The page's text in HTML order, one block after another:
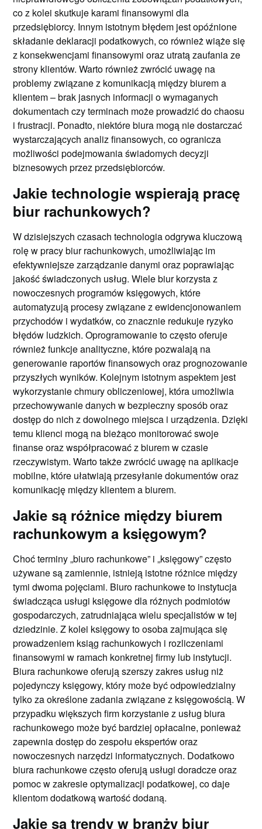
co z kolei skutkuje karami finansowymi dla
przedsiębiorcy. Innym istotnym błędem jest opóźnione
składanie deklaracji podatkowych, co również wiąże się
z konsekwencjami finansowymi oraz utratą zaufania ze
strony klientów. Warto również zwrócić uwagę na
problemy związane z komunikacją między biurem a
klientem – brak jasnych informacji o wymaganych
dokumentach czy terminach może prowadzić do chaosu
i frustracji. Ponadto, niektóre biura mogą nie dostarczać
wystarczających analiz finansowych, co ogranicza
możliwości podejmowania świadomych decyzji
biznesowych przez przedsiębiorców.
Jakie technologie wspierają pracę
biur rachunkowych?
W dzisiejszych czasach technologia odgrywa kluczową
rolę w pracy biur rachunkowych, umożliwiając im
efektywniejsze zarządzanie danymi oraz poprawiając
jakość świadczonych usług. Wiele biur korzysta z
nowoczesnych programów księgowych, które
automatyzują procesy związane z ewidencjonowaniem
przychodów i wydatków, co znacznie redukuje ryzyko
błędów ludzkich. Oprogramowanie to często oferuje
również funkcje analityczne, które pozwalają na
generowanie raportów finansowych oraz prognozowanie
przyszłych wyników. Kolejnym istotnym aspektem jest
wykorzystanie chmury obliczeniowej, która umożliwia
przechowywanie danych w bezpieczny sposób oraz
dostęp do nich z dowolnego miejsca i urządzenia. Dzięki
temu klienci mogą na bieżąco monitorować swoje
finanse oraz współpracować z biurem w czasie
rzeczywistym. Warto także zwrócić uwagę na aplikacje
mobilne, które ułatwiają przesyłanie dokumentów oraz
komunikację między klientem a biurem.
Jakie są różnice między biurem
rachunkowym a księgowym?
Choć terminy „biuro rachunkowe” i „księgowy” często
używane są zamiennie, istnieją istotne różnice między
tymi dwoma pojęciami. Biuro rachunkowe to instytucja
świadcząca usługi księgowe dla różnych podmiotów
gospodarczych, zatrudniająca wielu specjalistów w tej
dziedzinie. Z kolei księgowy to osoba zajmująca się
prowadzeniem ksiąg rachunkowych i rozliczeniami
finansowymi w ramach konkretnej firmy lub instytucji.
Biura rachunkowe oferują szerszy zakres usług niż
pojedynczy księgowy, który może być odpowiedzialny
tylko za określone zadania związane z księgowością. W
przypadku większych firm korzystanie z usług biura
rachunkowego może być bardziej opłacalne, ponieważ
zapewnia dostęp do zespołu ekspertów oraz
nowoczesnych narzędzi informatycznych. Dodatkowo
biura rachunkowe często oferują usługi doradcze oraz
pomoc w zakresie optymalizacji podatkowej, co daje
klientom dodatkową wartość dodaną.
Jakie są trendy w branży biur